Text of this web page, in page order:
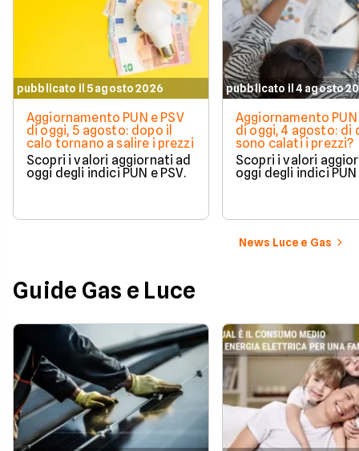
pubblicato il 5 agosto 2026
Aggiornamento PUN e PSV
di oggi, 5 agosto: dopo il
calo tornano a salire i prezzi
Scopri i valori aggiornati ad
oggi degli indici PUN e PSV.
pubblicato il 4 agosto
Aggiornamento PUN
di oggi, 4 agosto: di
sono calati i prezzi?
Scopri i valori
oggi degli indici PUN
News Luce e Gas
Guide Gas e Luce